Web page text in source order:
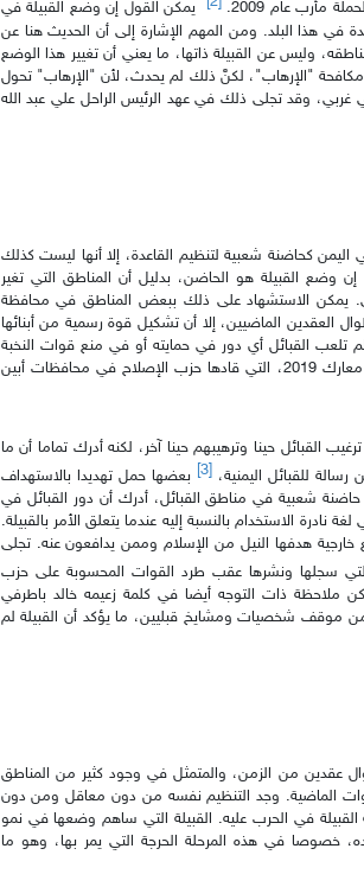
مأرب عام 2009.
يمكن القول إن وضع القبيلة في
في هذا البلد. ومن المهم الإشارة إلى أن الحديث هنا عن
وليس عن القبيلة ذاتها، ما يعني أن تغيير هذا الوضع
"الإرهاب"، لكنَّ ذلك لم يحدث، لأن "الإرهاب" تحول
وقد تجلى ذلك في عهد الرئيس الراحل علي عبد الله
كحاضنة شعبية لتنظيم القاعدة، إلا أنها ليست كذلك
وضع القبيلة هو الحاضن، بدليل أن المناطق التي تغير
يمكن الاستشهاد على ذلك ببعض المناطق في محافظة
العقدين الماضيين، إلا أن تشكيل قوة رسمية من أبنائها
إلى مغادرتها. لم تلعب القبائل أي دور في حمايته أو في منع قوات النخبة
من دخول مناطقها والانتشار فيها، ولولا أن القاعدة عادت بعد معارك 2019، التي قادها حزب الإصلاح في محافظات أبين
القبائل حينا وترهيبهم حينا آخر، لكنه أدرك تماما أن ما
للقبائل اليمنية،[3]
بعضها حمل تهديدا بالاستهداف
شعبية في مناطق القبائل، أدرك أن دور القبائل في
نادرة الاستخدام بالنسبة إليه عندما يتعلق الأمر بالقبيلة.
خارجية هدفها النيل من الإسلام وممن يدافعون عنه. تجلى
سجلها ونشرها عقب طرد القوات المحسوبة على حزب
ذات التوجه أيضا في كلمة زعيمه خالد باطرفي
من موقف شخصيات ومشايخ قبليين، ما يؤكد أن القبيلة لم
عقدين من الزمن، والمتمثل في وجود كثير من المناطق
الماضية. وجد التنظيم نفسه من دون معاقل ومن دون
القبيلة في الحرب عليه. القبيلة التي ساهم وضعها في نمو
خصوصا في هذه المرحلة الحرجة التي يمر بها، وهو ما